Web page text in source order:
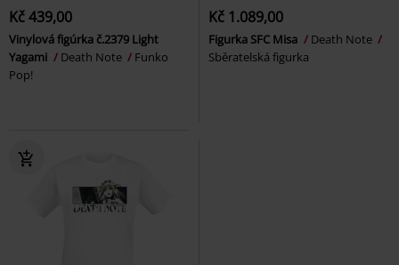
Kč 439,00
Vinylová figúrka č.2379 Light
Yagami
Death Note
Funko
Pop!
Kč 1.089,00
Figurka SFC Misa
Death Note
Sběratelská figurka